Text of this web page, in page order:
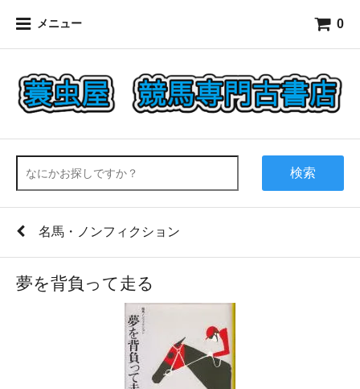
メニュー 0
検索
名馬・ノンフィクション
夢を背負って走る